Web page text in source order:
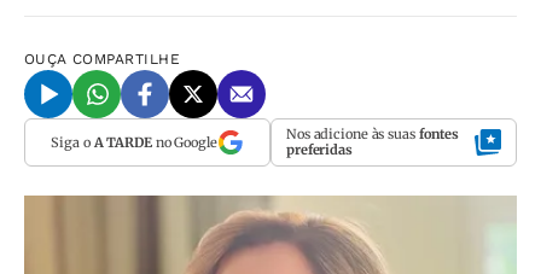
OUÇA COMPARTILHE
Siga o A TARDEno Google Nos adicione às suas fontes
preferidas